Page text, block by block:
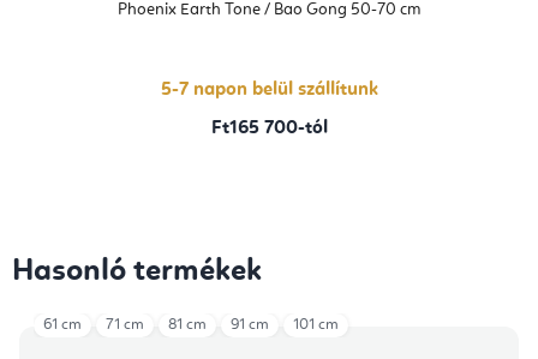
Phoenix Earth Tone / Bao Gong 50-70 cm
5-7 napon belül szállítunk
Ft165 700-tól
Hasonló termékek
61 cm 71 cm 81 cm 91 cm 101 cm